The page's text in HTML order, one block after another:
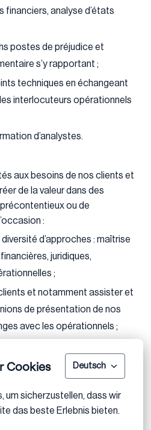
Cookies Deutsch
um sicherzustellen, dass wir
das beste Erlebnis bieten.
financiers, analyse d’états
postes de préjudice et
s’y rapportant ;
techniques en échangeant
interlocuteurs opérationnels
d’analystes.
aux besoins de nos clients et
de la valeur dans des
ou de
:
diversité d’approches : maîtrise
juridiques,
;
et notamment assister et
de présentation de nos
avec les opérationnels ;
taille des dossiers, vous
en charge, de manière